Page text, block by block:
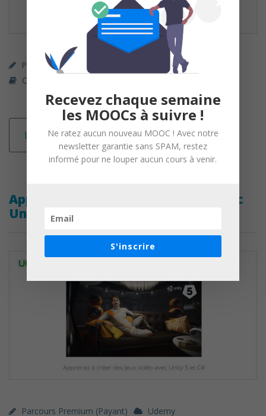
Parcours Premium (payant)
Udemy
Conception Web & Multimédia
Lire la suite
Apprenez à créer des jeux vidéo avec
Unity 5 et C#
Parcours Premium (payant)
Udemy
Recevez chaque semaine
les MOOCs à suivre !
Ne ratez aucun nouveau MOOC ! Avec notre
newsletter garantie sans SPAM, restez
informé pour ne louper aucun cours à venir.
S'inscrire